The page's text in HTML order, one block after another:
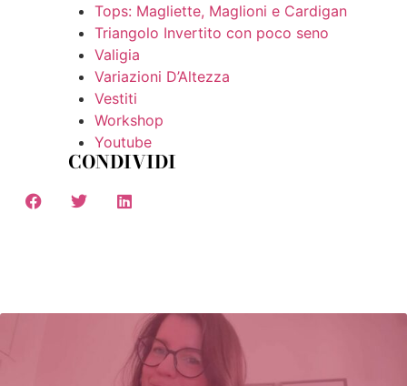
Tops: Magliette, Maglioni e Cardigan
Triangolo Invertito con poco seno
Valigia
Variazioni D’Altezza
Vestiti
Workshop
Youtube
CONDIVIDI